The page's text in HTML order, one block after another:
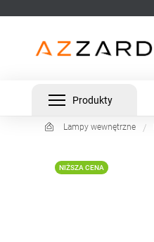
Produkty
Lampy wewnętrzne
NIŻSZA CENA